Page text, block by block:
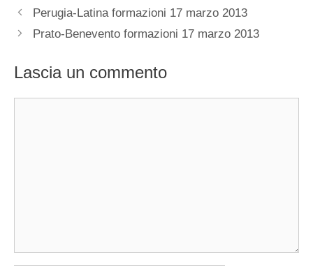
Perugia-Latina formazioni 17 marzo 2013
Prato-Benevento formazioni 17 marzo 2013
Lascia un commento